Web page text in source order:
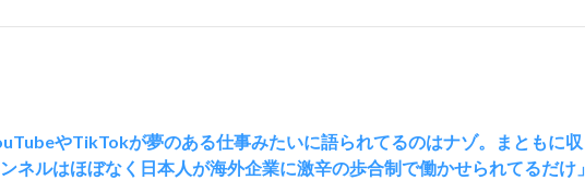
やTikTokが夢のある仕事みたいに語られてるのはナゾ。まともに収
ネルはほぼなく日本人が海外企業に激辛の歩合制で働かせられてるだけ」